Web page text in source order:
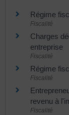
Régime
Fiscalité
Charges
entreprise
Fiscalité
Régime
Fiscalité
revenu à
Fiscalité